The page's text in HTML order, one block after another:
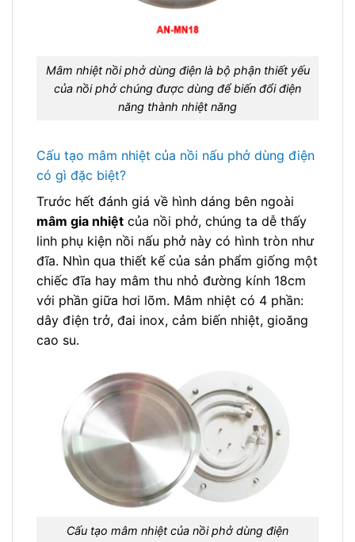
Mâm nhiệt nồi phở dùng điện là bộ phận thiết yếu
của nồi phở chúng được dùng để biến đổi điện
năng thành nhiệt năng
Cấu tạo mâm nhiệt của nồi nấu phở dùng điện
có gì đặc biệt?
Trước hết đánh giá về hình dáng bên ngoài
mâm gia nhiệt của nồi phở, chúng ta dễ thấy
linh phụ kiện nồi nấu phở này có hình tròn như
đĩa. Nhìn qua thiết kế của sản phẩm giống một
chiếc đĩa hay mâm thu nhỏ đường kính 18cm
với phần giữa hơi lõm. Mâm nhiệt có 4 phần:
dây điện trở, đai inox, cảm biến nhiệt, gioăng
cao su.
Cấu tạo mâm nhiệt của nồi phở dùng điện